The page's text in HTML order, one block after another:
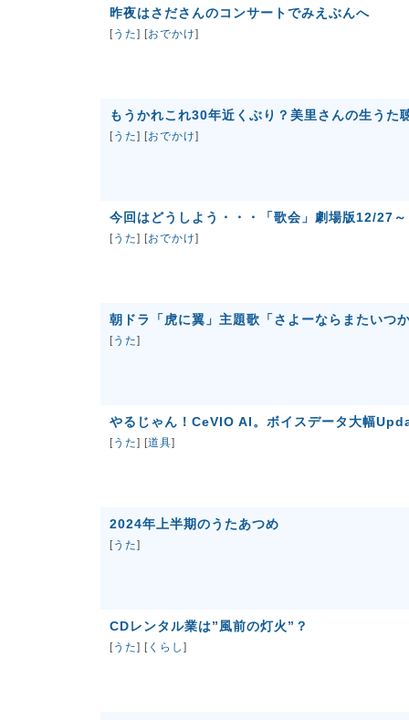
昨夜はさださんのコンサートでみえぶんへ
[うた] [おでかけ]
もうかれこれ30年近くぶり？美里さんの生うた
[うた] [おでかけ]
今回はどうしよう・・・「歌会」劇場版12/27～
[うた] [おでかけ]
朝ドラ「虎に翼」主題歌「さよーならまたいつ
[うた]
やるじゃん！CeVIO AI。ボイスデータ大幅
[うた] [道具]
2024年上半期のうたあつめ
[うた]
CDレンタル業は”風前の灯火”？
[うた] [ くらし ]